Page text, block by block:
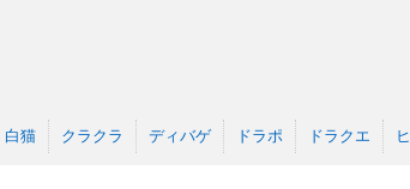
白猫 クラクラ ディバゲ ドラポ ドラクエ